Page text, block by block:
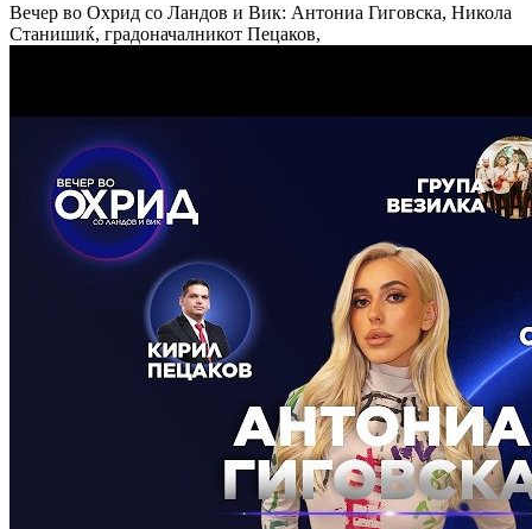
Вечер во Охрид со Ландов и Вик: Антониа Гиговска, Никола
Станишиќ, градоначалникот Пецаков,